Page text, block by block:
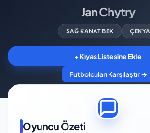
Jan Chytry
SAĞ KANAT BEK ÇEKYA
+ Kıyas Listesine Ekle
Futbolcuları Karşılaştır →
Oyuncu Özeti